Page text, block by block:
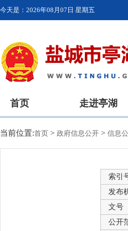
今天是： 2026年08月07日 星期五
首页 走进亭湖
当前位置:首页 > 政府信息公开 > 信息
索引
发布
文号
公开